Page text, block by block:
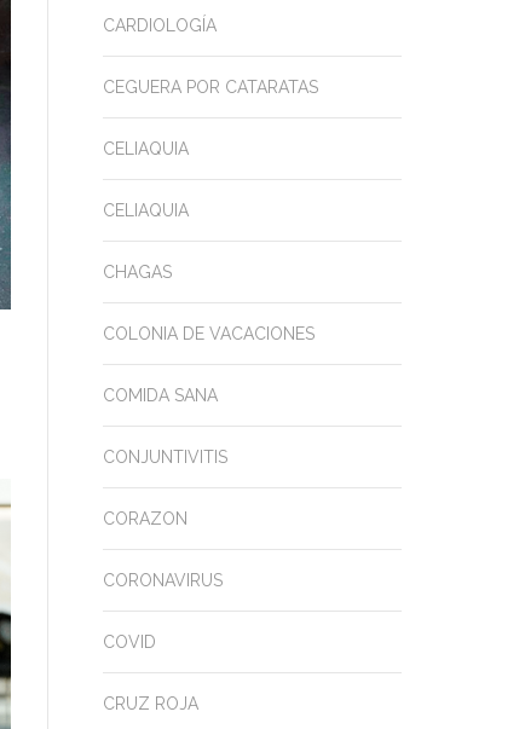
CARDIOLOGÍA
CEGUERA POR CATARATAS
CELIAQUIA
CELIAQUIA
CHAGAS
COLONIA DE VACACIONES
COMIDA SANA
CONJUNTIVITIS
CORAZON
CORONAVIRUS
COVID
CRUZ ROJA